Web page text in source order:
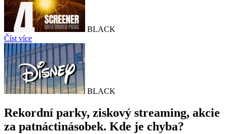
BLACK
Číst více
BLACK
Rekordní parky, ziskový streaming, akcie
za patnáctinásobek. Kde je chyba?